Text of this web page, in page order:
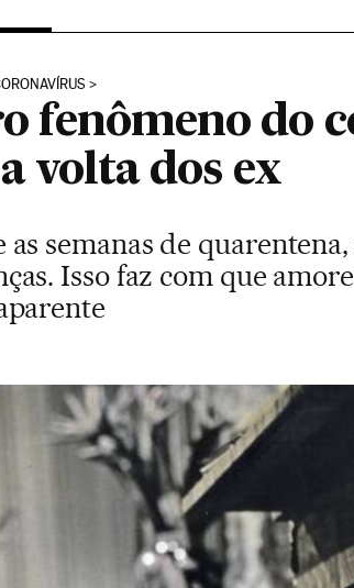
fenômeno do
volta dos ex
semanas de
Isso faz com que